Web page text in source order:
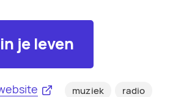
je leven
muziek radio